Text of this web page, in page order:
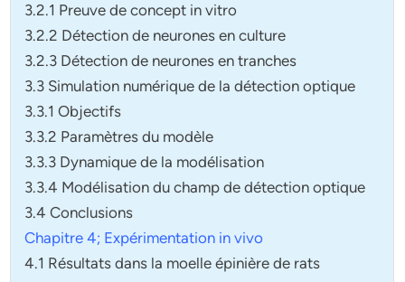
3.2.1 Preuve de concept in vitro
3.2.2 Détection de neurones en culture
3.2.3 Détection de neurones en tranches
3.3 Simulation numérique de la détection optique
3.3.1 Objectifs
3.3.2 Paramètres du modèle
3.3.3 Dynamique de la modélisation
3.3.4 Modélisation du champ de détection optique
3.4 Conclusions
Chapitre 4; Expérimentation in vivo
4.1 Résultats dans la moelle épinière de rats